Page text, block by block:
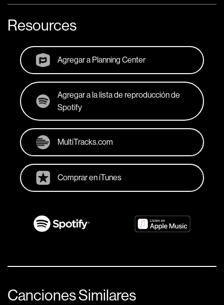
Resources
Agregar a Planning Center
Agregar a la lista de reproducción de
Spotify
MultiTracks.com
Comprar en iTunes
Canciones Similares